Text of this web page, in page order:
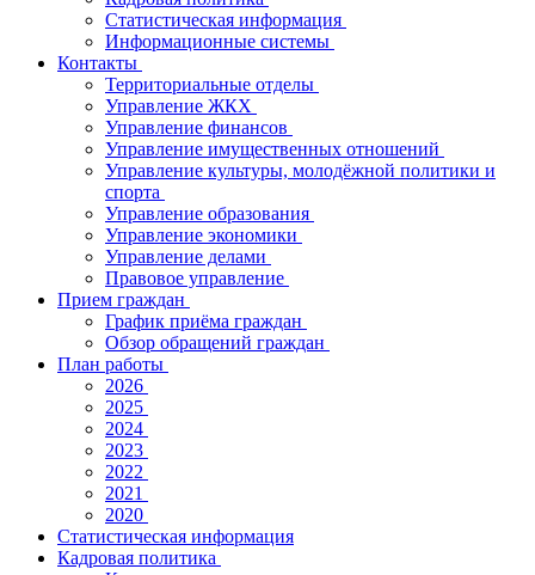
Статистическая информация
Информационные системы
Контакты
Территориальные отделы
Управление ЖКХ
Управление финансов
Управление имущественных отношений
Управление культуры, молодёжной политики и
спорта
Управление образования
Управление экономики
Управление делами
Правовое управление
Прием граждан
График приёма граждан
Обзор обращений граждан
План работы
2026
2025
2024
2023
2022
2021
2020
Статистическая информация
Кадровая политика